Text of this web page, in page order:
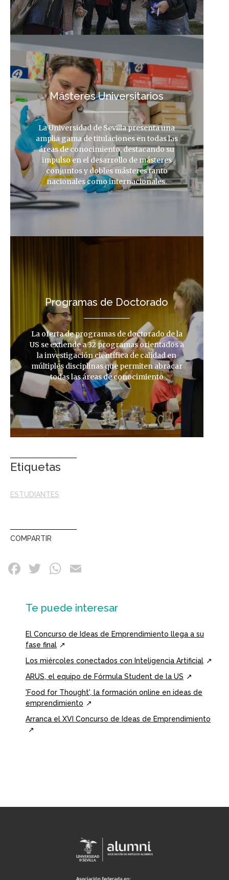
Másteres Universitarios
La Universidad de Sevilla presenta una
amplia gama de titulaciones en todas las
áreas de conocimiento, destacando su
impulso en el desarrollo de másteres
conjuntos y dobles másteres tanto
nacionales como internacionales.
Programas de Doctorado
La oferta de programas de doctorado de la
US se extiende a 32 programas orientados a
la investigación científica de calidad en
múltiples disciplinas que permiten abracar
todas las áreas de conocimiento
Etiquetas
ESTUDIANTES
COMPARTIR
Te puede interesar
El Concurso de Ideas de Emprendimiento llega a su
fase final
Los miércoles conectados con Inteligencia Artificial
ARUS, el equipo de Fórmula Student de la US
'Food for Thought', la formación online en ideas de
emprendimiento
Arranca el XVI Concurso de Ideas de Emprendimiento